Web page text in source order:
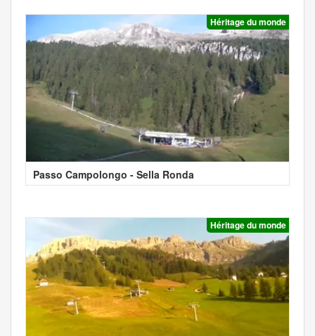
Héritage du monde
Passo Campolongo - Sella Ronda
Héritage du monde